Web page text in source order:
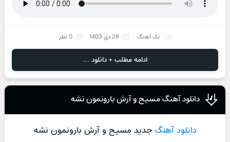
تک آهنگ 28 دی 1403 0 نظر
ادامه مطلب + دانلود ...
دانلود آهنگ مسیح و آرش بارونمون نشه
دانلود آهنگ جدید مسیح و آرش بارونمون نشه